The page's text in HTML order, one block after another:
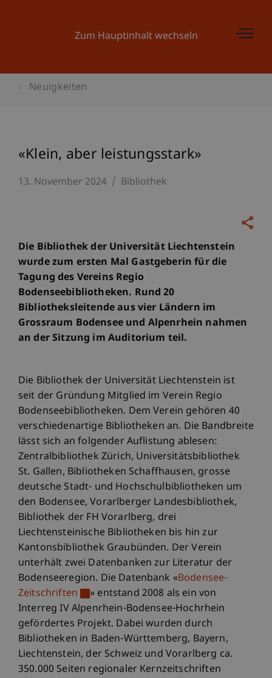
Zum Hauptinhalt wechseln
Neuigkeiten
«Klein, aber leistungsstark»
13. November 2024 Bibliothek
Die Bibliothek der Universität Liechtenstein
wurde zum ersten Mal Gastgeberin für die
Tagung des Vereins Regio
Bodenseebibliotheken. Rund 20
Bibliotheksleitende aus vier Ländern im
Grossraum Bodensee und Alpenrhein nahmen
an der Sitzung im Auditorium teil.
Die Bibliothek der Universität Liechtenstein ist
seit der Gründung Mitglied im Verein Regio
Bodenseebibliotheken. Dem Verein gehören 40
verschiedenartige Bibliotheken an. Die Bandbreite
lässt sich an folgender Auflistung ablesen:
Zentralbibliothek Zürich, Universitätsbibliothek
St. Gallen, Bibliotheken Schaffhausen, grosse
deutsche Stadt- und Hochschulbibliotheken um
den Bodensee, Vorarlberger Landesbibliothek,
Bibliothek der FH Vorarlberg, drei
Liechtensteinische Bibliotheken bis hin zur
Kantonsbibliothek Graubünden. Der Verein
unterhält zwei Datenbanken zur Literatur der
Bodenseeregion. Die Datenbank «Bodensee-
Zeitschriften
» entstand 2008 als ein von
Interreg IV Alpenrhein-Bodensee-Hochrhein
gefördertes Projekt. Dabei wurden durch
Bibliotheken in Baden-Württemberg, Bayern,
Liechtenstein, der Schweiz und Vorarlberg ca.
350.000 Seiten regionaler Kernzeitschriften